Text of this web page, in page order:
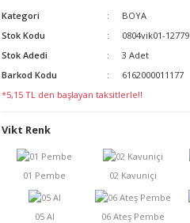
Kategori
BOYA
Stok Kodu
0804vik01-12779
Stok Adedi
3 Adet
Barkod Kodu
6162000011177
*5,15 TL den başlayan taksitlerle!!
Vikt Renk